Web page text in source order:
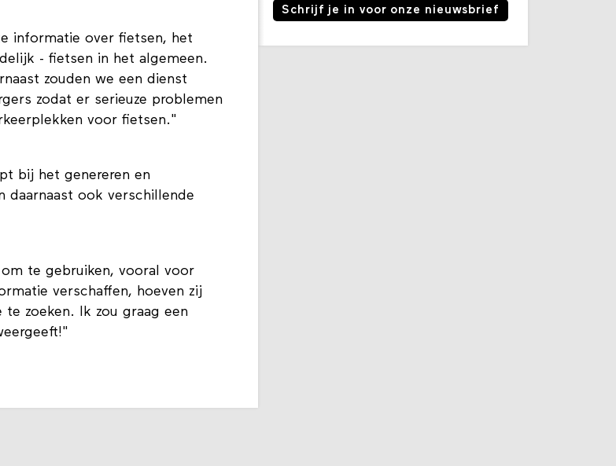
informatie over fietsen, het
- fietsen in het algemeen.
zouden we een dienst
zodat er serieuze problemen
voor fietsen."
bij het genereren en
daarnaast ook verschillende
te gebruiken, vooral voor
verschaffen, hoeven zij
zoeken. Ik zou graag een
Schrijf je in voor onze nieuwsbrief